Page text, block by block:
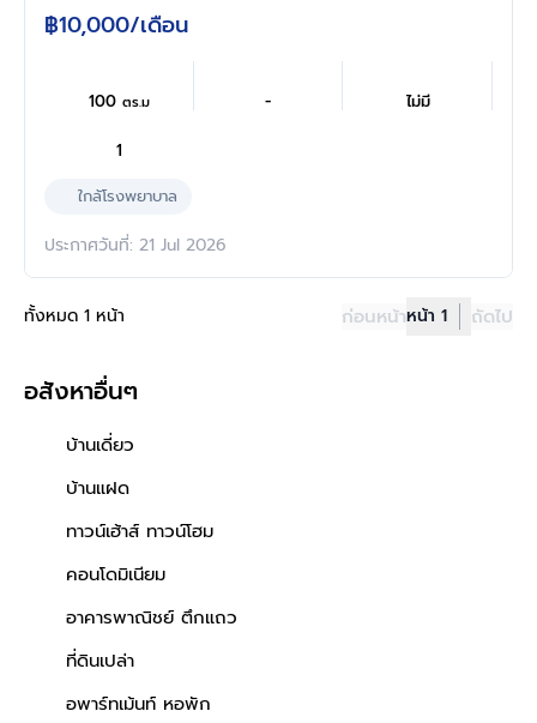
฿10,000/เดือน
100 ตร.ม - ไม่มี
1
ใกล้โรงพยาบาล
ประกาศวันที่: 21 Jul 2026
ทั้งหมด 1 หน้า ก่อนหน้าหน้า 1 ถัดไป
อสังหาอื่นๆ
บ้านเดี่ยว
บ้านแฝด
ทาวน์เฮ้าส์ ทาวน์โฮม
คอนโดมิเนียม
อาคารพาณิชย์ ตึกแถว
ที่ดินเปล่า
อพาร์ทเม้นท์ หอพัก